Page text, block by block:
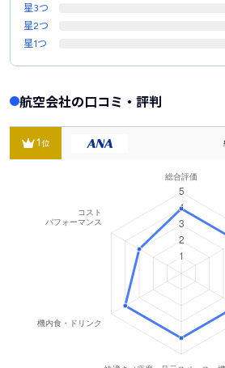
星3つ
星2つ
星1つ
航空会社の口コミ・評判
1位